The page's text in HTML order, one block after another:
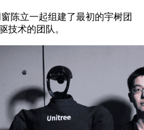
立一起组建了最初的宇树团
技术的团队。